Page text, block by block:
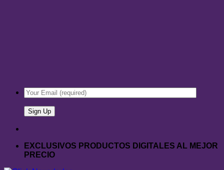
EXCLUSIVOS PRODUCTOS DIGITALES AL MEJOR
PRECIO